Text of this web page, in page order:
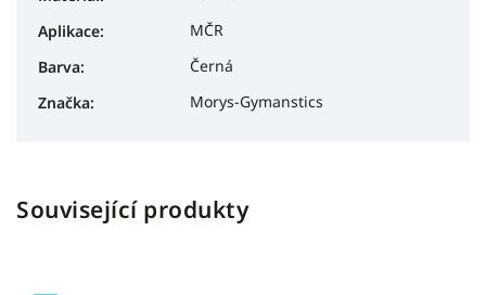
Aplikace:
MČR
Barva:
Černá
Značka: Morys-Gymanstics
Související produkty